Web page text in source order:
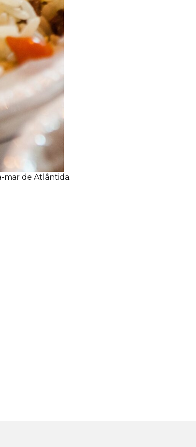
mar de Atlântida.